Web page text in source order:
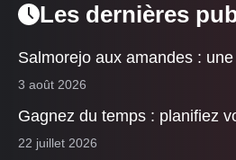
Les dernières
Salmorejo aux amandes :
3 août 2026
Gagnez du temps : planifiez
22 juillet 2026